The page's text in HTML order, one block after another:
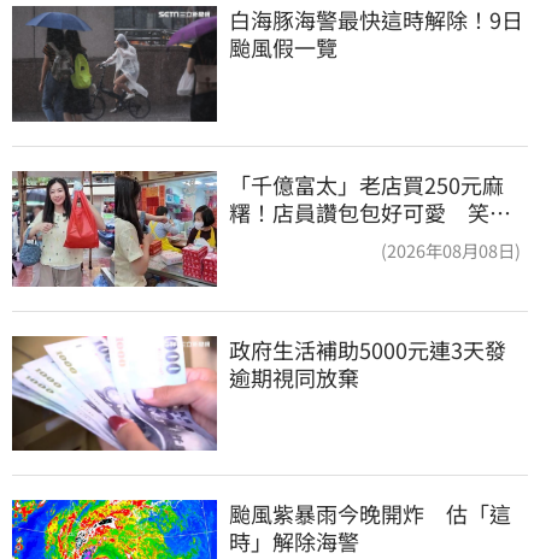
白海豚海警最快這時解除！9日
颱風假一覽
「千億富太」老店買250元麻
糬！店員讚包包好可愛 笑
(2026年08月08日)
政府生活補助5000元連3天發
逾期視同放棄
颱風紫暴雨今晚開炸　估「這
時」解除海警